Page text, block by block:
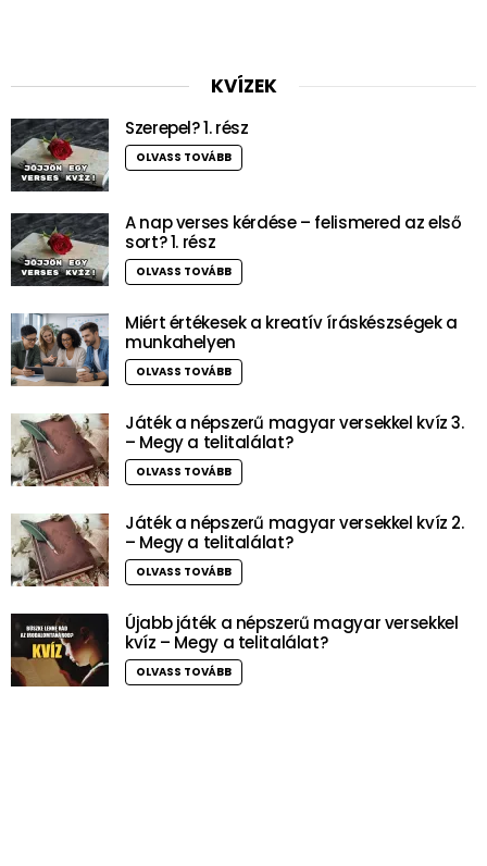
KVÍZEK
Szerepel? 1. rész
OLVASS TOVÁBB
A nap verses kérdése – felismered az első
sort? 1. rész
OLVASS TOVÁBB
Miért értékesek a kreatív íráskészségek a
munkahelyen
OLVASS TOVÁBB
Játék a népszerű magyar versekkel kvíz 3.
– Megy a telitalálat?
OLVASS TOVÁBB
Játék a népszerű magyar versekkel kvíz 2.
– Megy a telitalálat?
OLVASS TOVÁBB
Újabb játék a népszerű magyar versekkel
kvíz – Megy a telitalálat?
OLVASS TOVÁBB